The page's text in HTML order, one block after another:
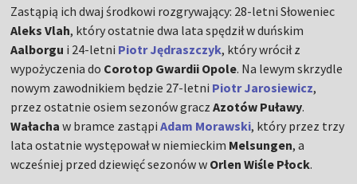
Zastąpią ich dwaj środkowi rozgrywający: 28-letni Słoweniec
Aleks Vlah, który ostatnie dwa lata spędził w duńskim
Aalborgu i 24-letni Piotr Jędraszczyk, który wrócił z
wypożyczenia do Corotop Gwardii Opole. Na lewym skrzydle
nowym zawodnikiem będzie 27-letni Piotr Jarosiewicz,
przez ostatnie osiem sezonów graczAzotów Puławy.
Wałachaw bramce zastąpiAdam Morawski, który przez trzy
lata ostatnie występował w niemieckim Melsungen, a
wcześniej przed dziewięć sezonów w Orlen Wiśle Płock.